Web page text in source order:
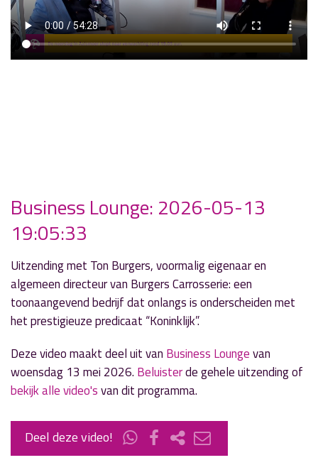
Business Lounge: 2026-05-13
19:05:33
Uitzending met Ton Burgers, voormalig eigenaar en
algemeen directeur van Burgers Carrosserie: een
toonaangevend bedrijf dat onlangs is onderscheiden met
het prestigieuze predicaat “Koninklijk”.
Deze video maakt deel uit van Business Loungevan
woensdag 13 mei 2026. Beluisterde gehele uitzending of
bekijk alle video'svan dit programma.
Deel deze video!